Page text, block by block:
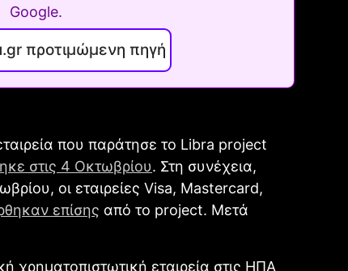
Google.
προτιμώμενη πηγή
που παράτησε το Libra project
στις 4 Οκτωβρίου. Στη συνέχεια,
οι εταιρείες Visa, Mastercard,
επίσης από το project. Μετά
χρηματοπιστωτική εταιρεία στις ΗΠΑ